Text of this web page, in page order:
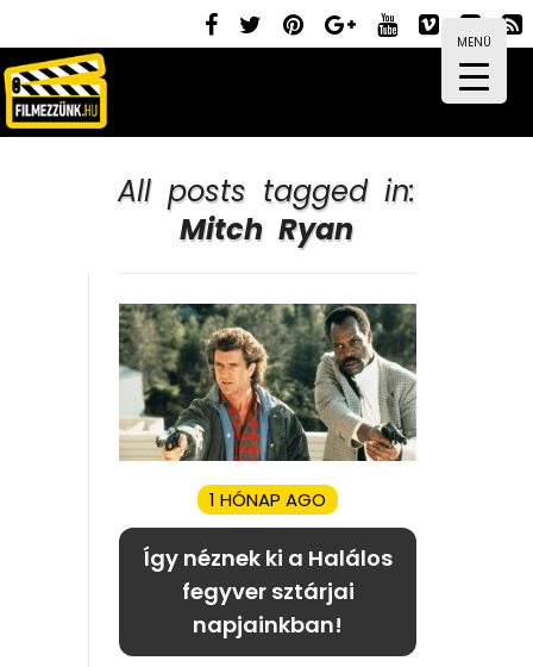
MENÜ
All posts tagged in:
Mitch Ryan
1 HÓNAP AGO
Így néznek ki a Halálos
fegyver sztárjai
napjainkban!